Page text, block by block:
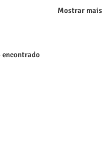
Mostrar mais
encontrado